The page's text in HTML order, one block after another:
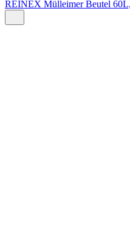
REINEX Mülleimer Beutel